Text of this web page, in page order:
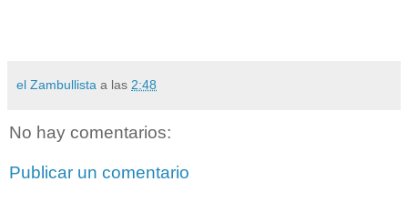
el Zambullista a las 2:48
No hay comentarios:
Publicar un comentario